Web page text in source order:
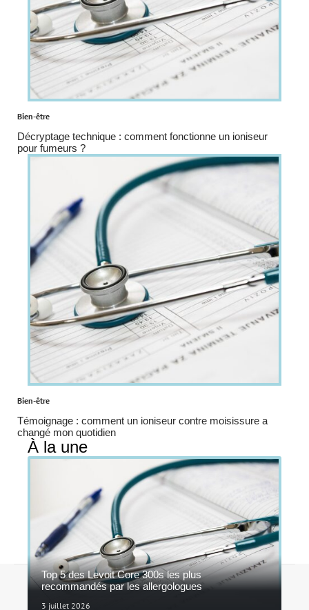
Bien-être
Décryptage technique : comment fonctionne un ioniseur
pour fumeurs ?
Bien-être
Témoignage : comment un ioniseur contre moisissure a
changé mon quotidien
À la une
Top 5 des Levoit Core 300s les plus
recommandés par les allergologues
3 juillet 2026
Contact Mentions légales Sitemap